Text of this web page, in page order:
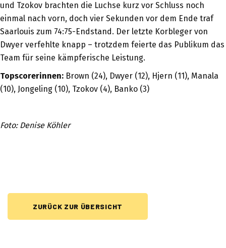
und Tzokov brachten die Luchse kurz vor Schluss noch
einmal nach vorn, doch vier Sekunden vor dem Ende traf
Saarlouis zum 74:75-Endstand. Der letzte Korbleger von
Dwyer verfehlte knapp – trotzdem feierte das Publikum das
Team für seine kämpferische Leistung.
Topscorerinnen: Brown (24), Dwyer (12), Hjern (11), Manala
(10), Jongeling (10), Tzokov (4), Banko (3)
Foto: Denise Köhler
ZURÜCK ZUR ÜBERSICHT